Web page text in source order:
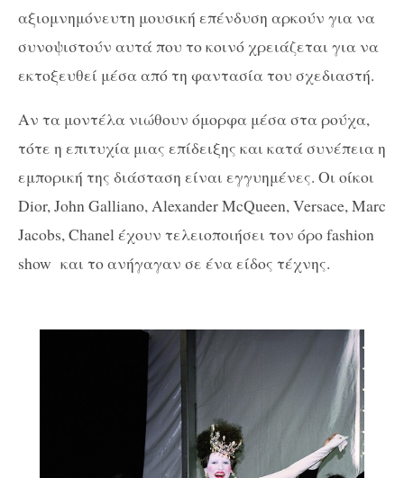
αξιομνημόνευτη μουσική επένδυση αρκούν για να
συνοψιστούν αυτά που το κοινό χρειάζεται για να
εκτοξευθεί μέσα από τη φαντασία του σχεδιαστή.
Αν τα μοντέλα νιώθουν όμορφα μέσα στα ρούχα,
τότε η επιτυχία μιας επίδειξης και κατά συνέπεια η
εμπορική της διάσταση είναι εγγυημένες. Οι οίκοι
Dior, John Galliano, Alexander McQueen, Versace, Marc
Jacobs, Chanel έχουν τελειοποιήσει τον όρο fashion
show και το ανήγαγαν σε ένα είδος τέχνης.